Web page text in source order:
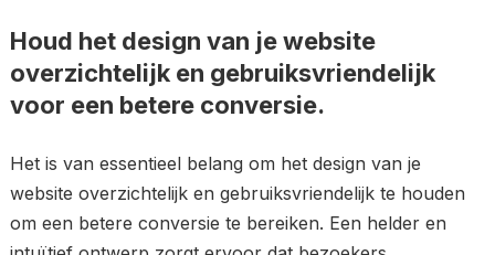
Houd het design van je website
overzichtelijk en gebruiksvriendelijk
voor een betere conversie.
Het is van essentieel belang om het design van je
website overzichtelijk en gebruiksvriendelijk te houden
om een betere conversie te bereiken. Een helder en